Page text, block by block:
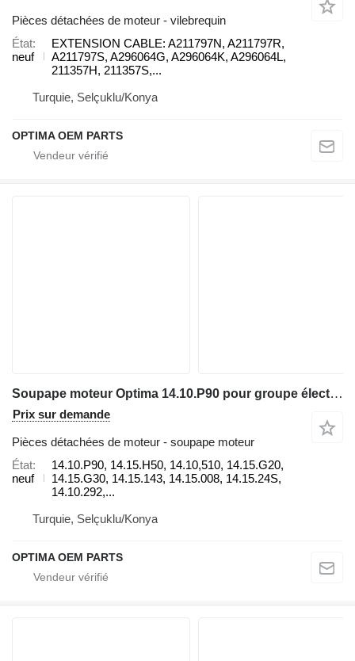
Pièces détachées de moteur - vilebrequin
État
neuf
EXTENSION CABLE: A211797N, A211797R,
A211797S, A296064G, A296064K, A296064L,
211357H, 211357S,...
Turquie, Selçuklu/Konya
OPTIMA OEM PARTS
Soupape moteur Optima 14.10.P90 pour groupe électrogène Siemens SGE-18SL
Prix sur demande
Pièces détachées de moteur - soupape moteur
État
neuf
14.10.P90, 14.15.H50, 14.10,510, 14.15.G20,
14.15.G30, 14.15.143, 14.15.008, 14.15.24S,
14.10.292,...
Turquie, Selçuklu/Konya
OPTIMA OEM PARTS